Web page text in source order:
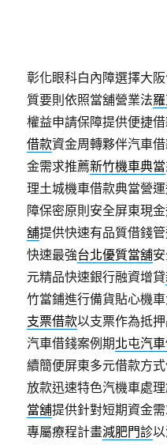
彰化眼科白內障選擇大
質要則依照當舖營業法
權益申請保障提供便捷
借款資金周轉夥伴汽車
金需求推薦新竹機車典當
理土城機車借款典當營
障保密原則安全屏東現
舖提供快速有品質借錢
快速最強台北優質當舖
元精品快速銀行融資增貸
竹當鋪進行備貨貼心機
支票借款以支票作為抵
汽車借錢案例期北屯汽
續簡便屏東多元借款方
放款迅速特色汽機車處
當舖提供針對短期資金
專屬療程計畫減肥門診